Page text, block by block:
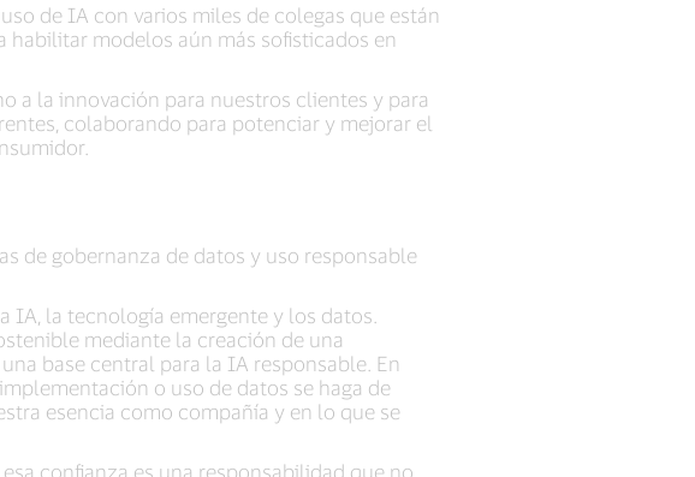
de IA con varios miles de colegas que están
habilitar modelos aún más sofisticados en
a la innovación para nuestros clientes y para
colaborando para potenciar y mejorar el
de gobernanza de datos y uso responsable
la tecnología emergente y los datos.
mediante la creación de una
base central para la IA responsable. En
o uso de datos se haga de
esencia como compañía y en lo que se
confianza es una responsabilidad que no